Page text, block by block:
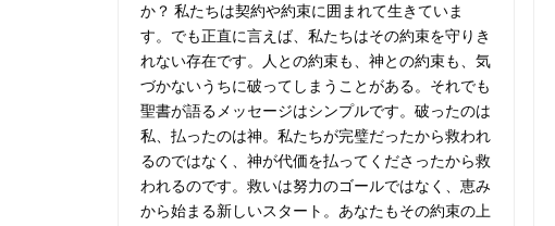
か？ 私たちは契約や約束に囲まれて生きていま
す。でも正直に言えば、私たちはその約束を守りき
れない存在です。人との約束も、神との約束も、気
づかないうちに破ってしまうことがある。それでも
聖書が語るメッセージはシンプルです。破ったのは
私、払ったのは神。私たちが完璧だったから救われ
るのではなく、神が代価を払ってくださったから救
われるのです。救いは努力のゴールではなく、恵み
から始まる新しいスタート。あなたもその約束の上